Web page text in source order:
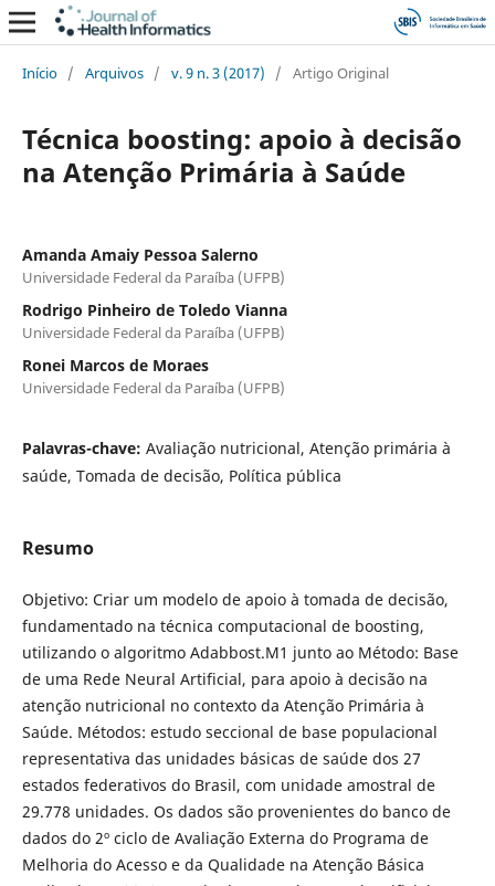
Início / Arquivos / v. 9 n. 3 (2017) / Artigo Original
Técnica boosting: apoio à decisão
na Atenção Primária à Saúde
Amanda Amaiy Pessoa Salerno
Universidade Federal da Paraíba (UFPB)
Rodrigo Pinheiro de Toledo Vianna
Universidade Federal da Paraíba (UFPB)
Ronei Marcos de Moraes
Universidade Federal da Paraíba (UFPB)
Palavras-chave: Avaliação nutricional, Atenção primária à
saúde, Tomada de decisão, Política pública
Resumo
Objetivo: Criar um modelo de apoio à tomada de decisão,
fundamentado na técnica computacional de boosting,
utilizando o algoritmo Adabbost.M1 junto ao Método: Base
de uma Rede Neural Artificial, para apoio à decisão na
atenção nutricional no contexto da Atenção Primária à
Saúde. Métodos: estudo seccional de base populacional
representativa das unidades básicas de saúde dos 27
estados federativos do Brasil, com unidade amostral de
29.778 unidades. Os dados são provenientes do banco de
dados do 2º ciclo de Avaliação Externa do Programa de
Melhoria do Acesso e da Qualidade na Atenção Básica